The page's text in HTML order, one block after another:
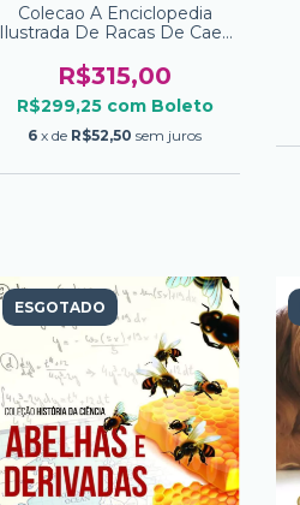
Colecao A Enciclopedia
Ilustrada De Racas De Caes
R$315,00
R$299,25 com Boleto
6 x de R$52,50 sem juros
ESGOTADO